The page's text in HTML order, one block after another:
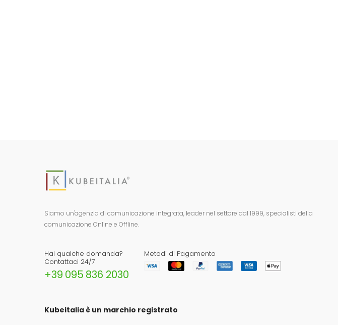
Siamo un'agenzia di comunicazione integrata, leader nel settore dal 1999, specialisti della
comunicazione Online e Offline.
Hai qualche domanda?
Contattaci 24/7
+39 095 836 2030
Metodi di Pagamento
Kubeitalia è un marchio registrato